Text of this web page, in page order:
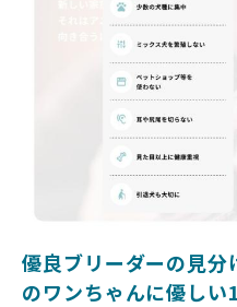
だからこそ、私たちは正し
供すべきだと考えています
ゃんを家族のように愛する
厳しい基準で厳選し、その
しています。これにより、
リーダーを選べる環境を整え
そして、消費者の皆様が正
を求めることで、ワンちゃ
ーダーが増え、営利優先の
される社会を目指していま
ゃんに優しい世界を築いて
優良ブリーダーの見
のワンちゃんに優し